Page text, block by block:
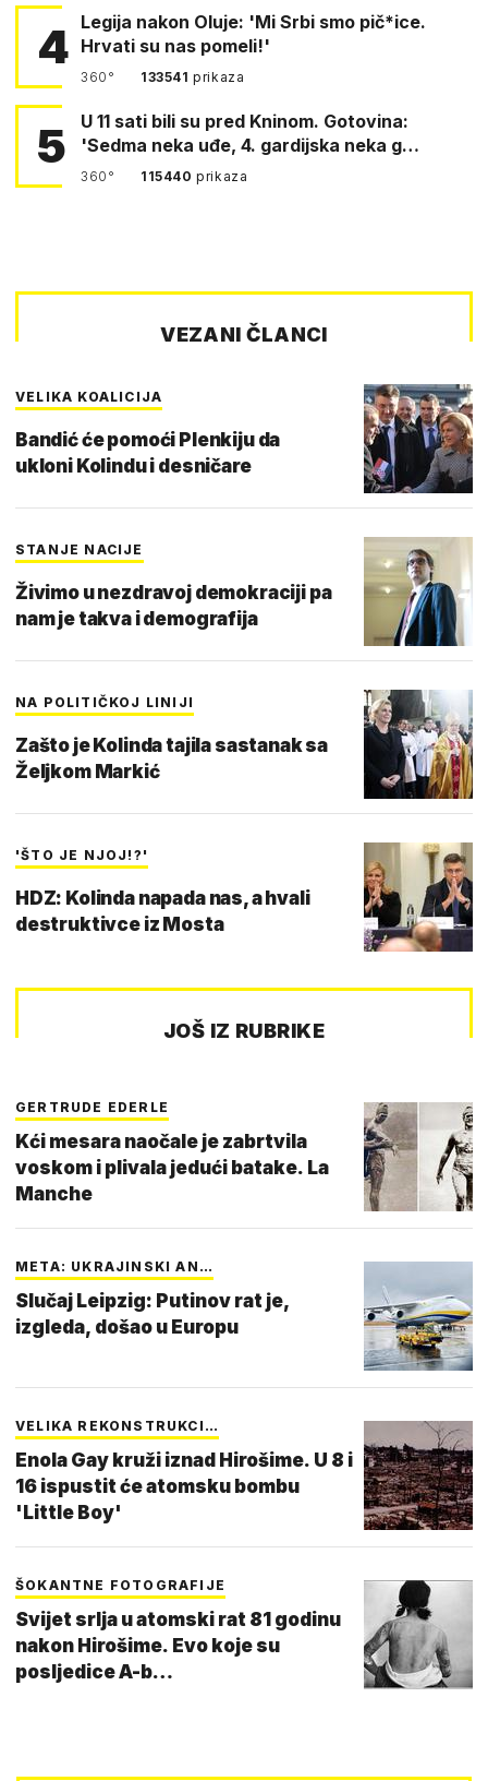
4 Legija nakon Oluje: 'Mi Srbi smo pič*ice.
Hrvati su nas pomeli!'
360° 133541prikaza
5
U 11 sati bili su pred Kninom. Gotovina:
'Sedma neka uđe, 4. gardijska neka g…
360° 115440prikaza
VEZANI ČLANCI
VELIKA KOALICIJA
Bandić će pomoći Plenkiju da
ukloni Kolindu i desničare
STANJE NACIJE
Živimo u nezdravoj demokraciji pa
nam je takva i demografija
NA POLITIČKOJ LINIJI
Zašto je Kolinda tajila sastanak sa
Željkom Markić
'ŠTO JE NJOJ!?'
HDZ: Kolinda napada nas, a hvali
destruktivce iz Mosta
JOŠ IZ RUBRIKE
GERTRUDE EDERLE
Kći mesara naočale je zabrtvila
voskom i plivala jedući batake. La
Manche
META: UKRAJINSKI AN…
Slučaj Leipzig: Putinov rat je,
izgleda, došao u Europu
VELIKA REKONSTRUKCI…
Enola Gay kruži iznad Hirošime. U 8 i
16 ispustit će atomsku bombu
'Little Boy'
ŠOKANTNE FOTOGRAFIJE
Svijet srlja u atomski rat 81 godinu
nakon Hirošime. Evo koje su
posljedice A-b…